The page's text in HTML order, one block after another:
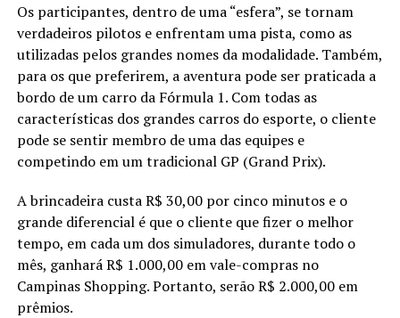
Os participantes, dentro de uma “esfera”, se tornam
verdadeiros pilotos e enfrentam uma pista, como as
utilizadas pelos grandes nomes da modalidade. Também,
para os que preferirem, a aventura pode ser praticada a
bordo de um carro da Fórmula 1. Com todas as
características dos grandes carros do esporte, o cliente
pode se sentir membro de uma das equipes e
competindo em um tradicional GP (Grand Prix).
A brincadeira custa R$ 30,00 por cinco minutos e o
grande diferencial é que o cliente que fizer o melhor
tempo, em cada um dos simuladores, durante todo o
mês, ganhará R$ 1.000,00 em vale-compras no
Campinas Shopping. Portanto, serão R$ 2.000,00 em
prêmios.